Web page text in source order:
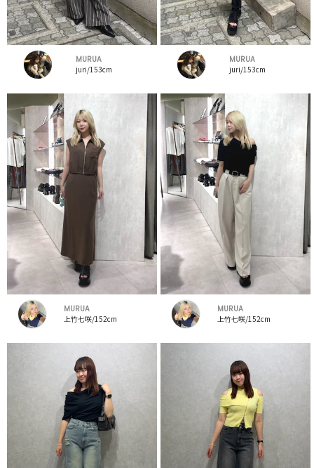
MURUA
juri/153cm
MURUA
juri/153cm
MURUA
上竹七咲/152cm
MURUA
上竹七咲/152cm